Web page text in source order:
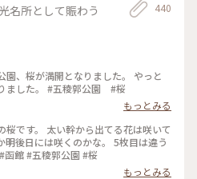
名所として賑わう 440
園、桜が満開となりました。 やっと
ました。 #五稜郭公園 #桜
もっとみる
桜です。 太い幹から出てる花は咲いて
後日には咲くのかな。 5枚目は違う
函館 #五稜郭公園 #桜
もっとみる